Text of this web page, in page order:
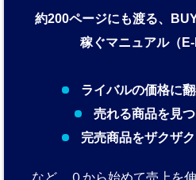
約200ページにも渡る、
稼ぐマニュアル（
ライバルの価格に
売れる商品を見
完売商品をザクザ
など、０から始めて売上を